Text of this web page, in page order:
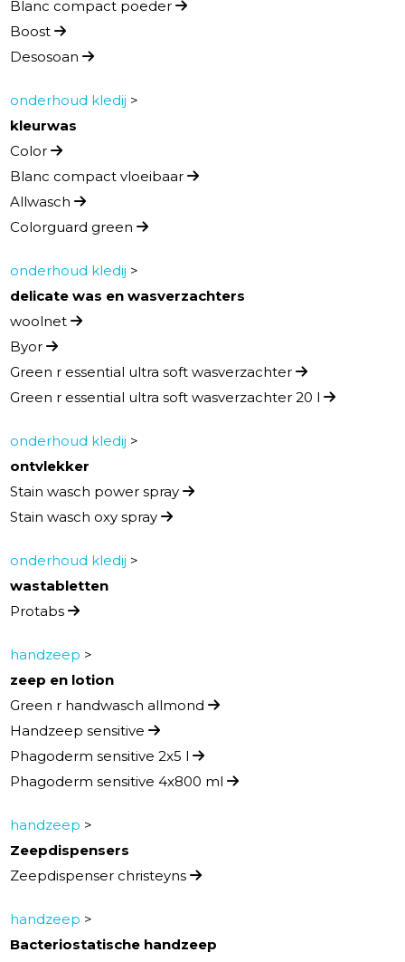
Blanc compact poeder
Boost
Desosoan
onderhoud kledij >
kleurwas
Color
Blanc compact vloeibaar
Allwasch
Colorguard green
onderhoud kledij >
delicate was en wasverzachters
woolnet
Byor
Green r essential ultra soft wasverzachter
Green r essential ultra soft wasverzachter 20 l
onderhoud kledij >
ontvlekker
Stain wasch power spray
Stain wasch oxy spray
onderhoud kledij >
wastabletten
Protabs
handzeep >
zeep en lotion
Green r handwasch allmond
Handzeep sensitive
Phagoderm sensitive 2x5 l
Phagoderm sensitive 4x800 ml
handzeep >
Zeepdispensers
Zeepdispenser christeyns
handzeep >
Bacteriostatische handzeep